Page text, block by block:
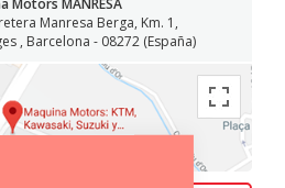
Manresa Berga, Km. 1,
, Barcelona - 08272 (España)